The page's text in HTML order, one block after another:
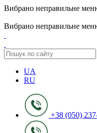
Вибрано неправильне
Вибрано неправильне
UA
RU
+38 (050)